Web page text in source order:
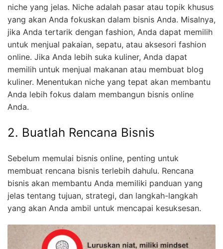
niche yang jelas. Niche adalah pasar atau topik khusus
yang akan Anda fokuskan dalam bisnis Anda. Misalnya,
jika Anda tertarik dengan fashion, Anda dapat memilih
untuk menjual pakaian, sepatu, atau aksesori fashion
online. Jika Anda lebih suka kuliner, Anda dapat
memilih untuk menjual makanan atau membuat blog
kuliner. Menentukan niche yang tepat akan membantu
Anda lebih fokus dalam membangun bisnis online
Anda.
2. Buatlah Rencana Bisnis
Sebelum memulai bisnis online, penting untuk
membuat rencana bisnis terlebih dahulu. Rencana
bisnis akan membantu Anda memiliki panduan yang
jelas tentang tujuan, strategi, dan langkah-langkah
yang akan Anda ambil untuk mencapai kesuksesan.